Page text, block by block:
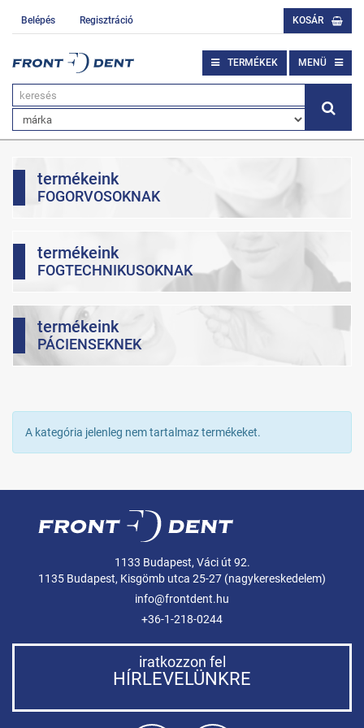
Belépés Regisztráció KOSÁR
TERMÉKEK MENÜ
termékeink
FOGORVOSOKNAK
termékeink
FOGTECHNIKUSOKNAK
termékeink
PÁCIENSEKNEK
A kategória jelenleg nem tartalmaz termékeket.
1133 Budapest, Váci út 92.
1135 Budapest, Kisgömb utca 25-27 (nagykereskedelem)
info@frontdent.hu
+36-1-218-0244
iratkozzon fel
HÍRLEVELÜNKRE